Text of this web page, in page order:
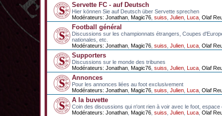
Servette FC - auf Deutsch
Hier können Sie auf Deutsch über Servette sprechen
Modérateurs: Jonathan Magic76 suiss Julien Luca Olaf
Football général
Discussions sur les championnats étrangers, Coupes
nationales, etc.
Modérateurs: Jonathan Magic76 suiss Julien Luca Olaf
Supporters
Discussions sur le monde des tribunes
Modérateurs: Jonathan Magic76 suiss Julien Luca Olaf
Annonces
Pour les annonces liées au foot exclusivement
Modérateurs: Jonathan Magic76 suiss Julien Luca Olaf
A la buvette
Coin des discussions qui n'ont rien à voir avec le foot, espace
Modérateurs: Jonathan Magic76 suiss Julien Luca Olaf